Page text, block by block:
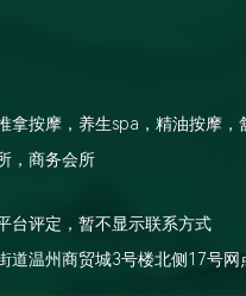
拿按摩，养生spa，精油按摩，
，商务会所
台评定，暂不显示联系方式
道温州商贸城3号楼北侧17号网